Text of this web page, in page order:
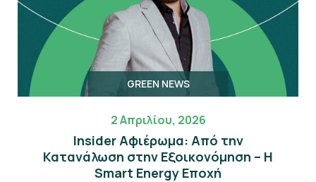
GREEN NEWS
2 Απριλίου, 2026
Insider Αφιέρωμα: Από την
Κατανάλωση στην Εξοικονόμηση – Η
Smart Energy Εποχή